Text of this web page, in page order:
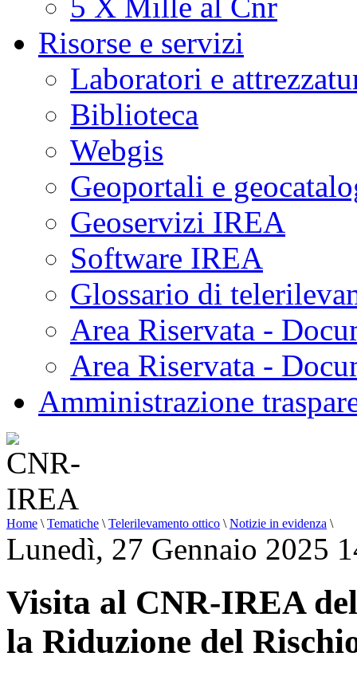
Risorse e servizi
Laboratori e
Biblioteca
Webgis
Geoportali e
Geoservizi IREA
Software IREA
Glossario di
Area Riservata -
Area Riservata -
Amministrazione
Home \ Tematiche \ Telerilevamento ottico \ Notizie in evidenza \
Lunedì, 27 Gennaio 2025
Visita al CNR-IREA
la Riduzione del